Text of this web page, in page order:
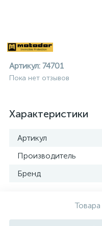
Артикул: 74701
Пока нет отзывов
Характеристики
Артикул
Производитель
Бренд